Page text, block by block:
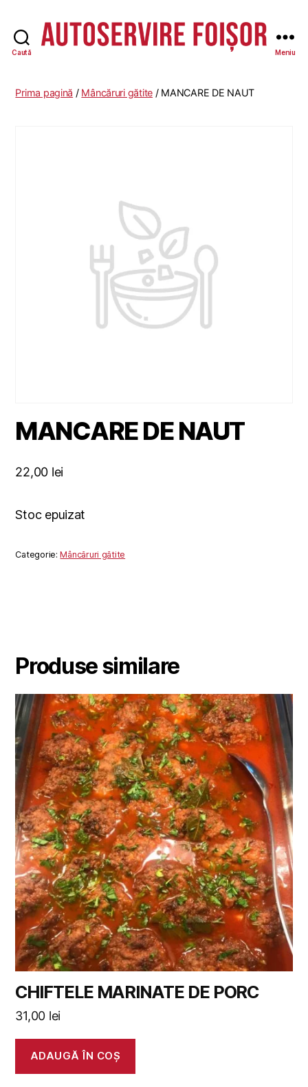
Caută Meniu
Prima pagină / Mâncăruri gătite / MANCARE DE NAUT
MANCARE DE NAUT
22,00 lei
Stoc epuizat
Categorie:Mâncăruri gătite
Produse similare
CHIFTELE MARINATE DE PORC
31,00 lei
ADAUGĂ ÎN COȘ